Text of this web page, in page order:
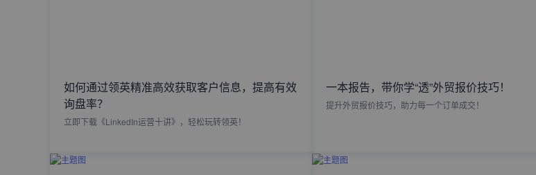
如何通过领英精准高效获取客户信息，提高有效
询盘率？
立即下载《LinkedIn运营十讲》，轻松玩转领英！
一本报告，带你学“透”外贸报价技巧！
提升外贸报价技巧，助力每一个订单成交！